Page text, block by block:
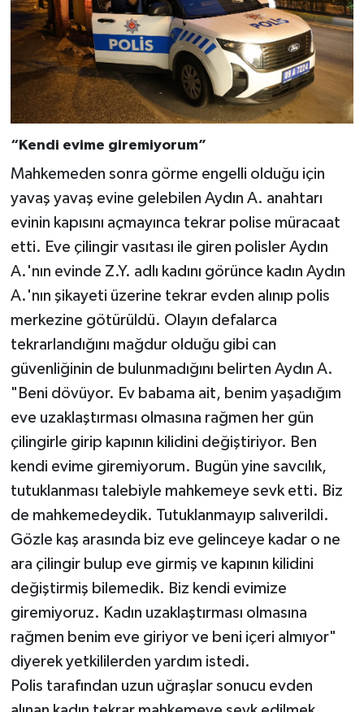
“Kendi evime giremiyorum”
Mahkemeden sonra görme engelli olduğu için
yavaş yavaş evine gelebilen Aydın A. anahtarı
evinin kapısını açmayınca tekrar polise müracaat
etti. Eve çilingir vasıtası ile giren polisler Aydın
A.'nın evinde Z.Y. adlı kadını görünce kadın Aydın
A.'nın şikayeti üzerine tekrar evden alınıp polis
merkezine götürüldü. Olayın defalarca
tekrarlandığını mağdur olduğu gibi can
güvenliğinin de bulunmadığını belirten Aydın A.
"Beni dövüyor. Ev babama ait, benim yaşadığım
eve uzaklaştırması olmasına rağmen her gün
çilingirle girip kapının kilidini değiştiriyor. Ben
kendi evime giremiyorum. Bugün yine savcılık,
tutuklanması talebiyle mahkemeye sevk etti. Biz
de mahkemedeydik. Tutuklanmayıp salıverildi.
Gözle kaş arasında biz eve gelinceye kadar o ne
ara çilingir bulup eve girmiş ve kapının kilidini
değiştirmiş bilemedik. Biz kendi evimize
giremiyoruz. Kadın uzaklaştırması olmasına
rağmen benim eve giriyor ve beni içeri almıyor"
diyerek yetkililerden yardım istedi.
Polis tarafından uzun uğraşlar sonucu evden